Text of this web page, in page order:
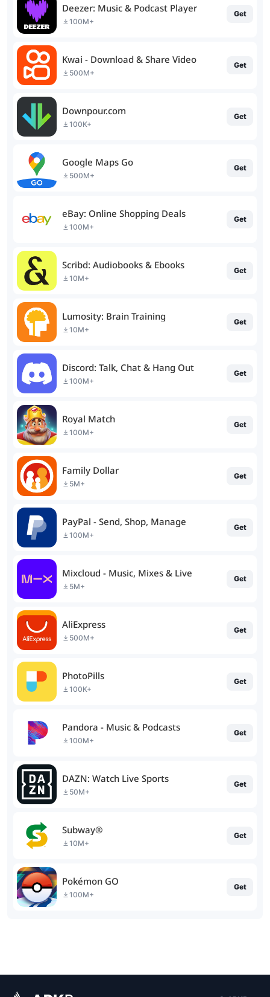
Deezer: Music & Podcast Player
100M+
Get
Kwai - Download & Share Video
500M+
Get
Downpour.com
100K+
Get
Google Maps Go
500M+
Get
eBay: Online Shopping Deals
100M+
Get
Scribd: Audiobooks & Ebooks
10M+
Get
Lumosity: Brain Training
10M+
Get
Discord: Talk, Chat & Hang Out
100M+
Get
Royal Match
100M+
Get
Family Dollar
5M+
Get
PayPal - Send, Shop, Manage
100M+
Get
Mixcloud - Music, Mixes & Live
5M+
Get
AliExpress
500M+
Get
PhotoPills
100K+
Get
Pandora - Music & Podcasts
100M+
Get
DAZN: Watch Live Sports
50M+
Get
Subway®
10M+
Get
Pokémon GO
100M+
Get